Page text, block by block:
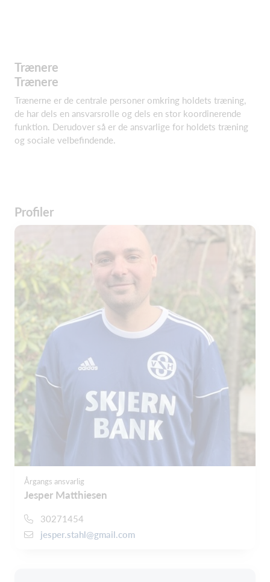
Trænere
Trænere
Trænerne er de centrale personer omkring holdets træning,
de har dels en ansvarsrolle og dels en stor koordinerende
funktion. Derudover så er de ansvarlige for holdets træning
og sociale velbefindende.
Profiler
Årgangs ansvarlig
Jesper Matthiesen
30271454
jesper.stahl@gmail.com